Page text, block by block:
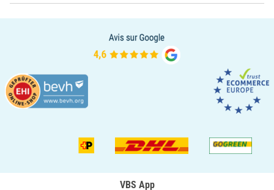
VBS App